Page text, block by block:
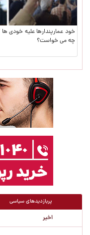
خود عمارپندارها علیه خودی
چه می خواست؟
پربازدیدهای سیاسی
اخیر